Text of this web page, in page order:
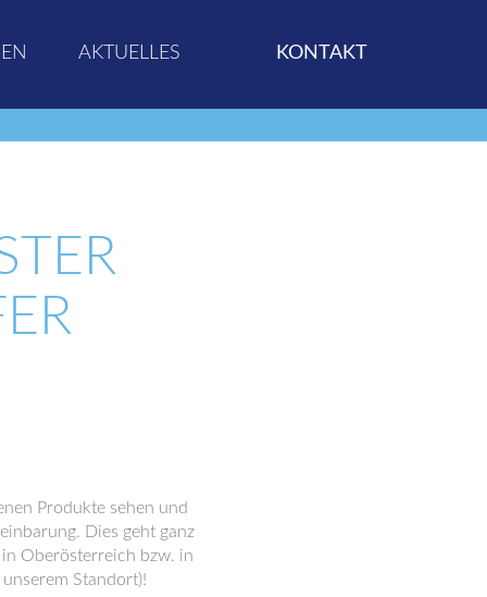
AKTUELLES KONTAKT
Produkte sehen und
Dies geht ganz
Oberösterreich bzw. in
Standort)!